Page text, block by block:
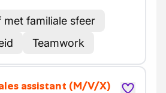
met familiale sfeer
Teamwork
assistant (M/V/X)